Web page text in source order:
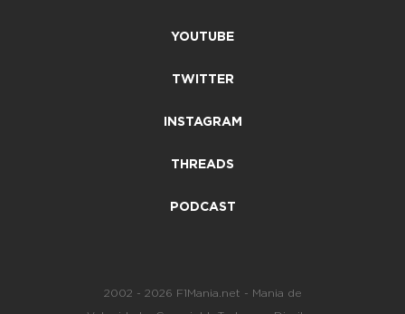
YOUTUBE
TWITTER
INSTAGRAM
THREADS
PODCAST
2002 - 2026 F1Mania.net - Mania de